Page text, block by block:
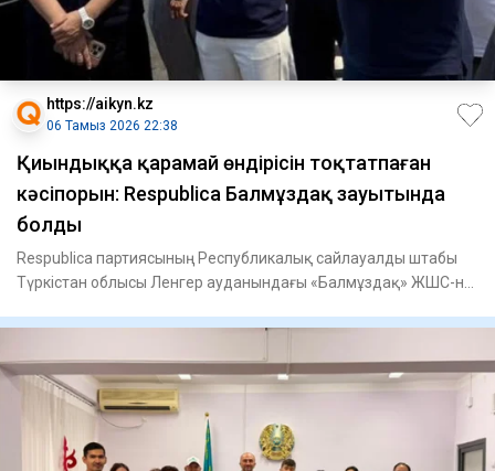
https://aikyn.kz
06 Тамыз 2026 22:38
Қиындыққа қарамай өндірісін тоқтатпаған
кәсіпорын: Respublica Балмұздақ зауытында
болды
Respublica партиясының Республикалық сайлауалды штабы
Түркістан облысы Ленгер ауданындағы «Балмұздақ» ЖШС-не